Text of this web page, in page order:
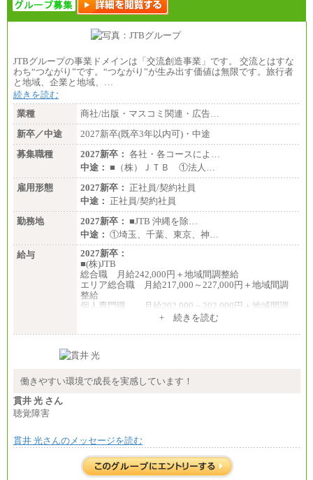
JTBグループの事業ドメインは「交流創造事業」です。 交流とはすな
わち“つながり”です。“つながり”が生み出す価値は無限です。旅行者
と地域、企業と地域、…
続きを読む
業種
商社/出版・マスコミ関連・広告…
新卒／中途
2027新卒(既卒3年以内可)・中途
募集職種
2027新卒： 各社・各コースによ…
中途： ■（株）ＪＴＢ ①法人…
雇用形態
2027新卒： 正社員/契約社員
中途： 正社員/契約社員
勤務地
2027新卒： ■JTB 沖縄を除…
中途： ①埼玉、千葉、東京、神…
給与
2027新卒：
■(株)JTB
総合職 月給242,000円＋地域間調整給
エリア総合職 月給217,000～227,000円＋地域間調
整給
個人専門職 月給202,000～202,000円＋地域間調
総合職 月給208,000～235,000円
※詳細はJTBキャリアサイトよりご確認ください。
総合職 月給220,000～230,000円＋地域間調整給
整給
※詳細はJTBキャリアサイトよりご確認ください。
+ 続きを読む
働きやすい環境で成長を実感しています！
貫井 光 さん
聴覚障害
貫井 光さんのメッセージを読む